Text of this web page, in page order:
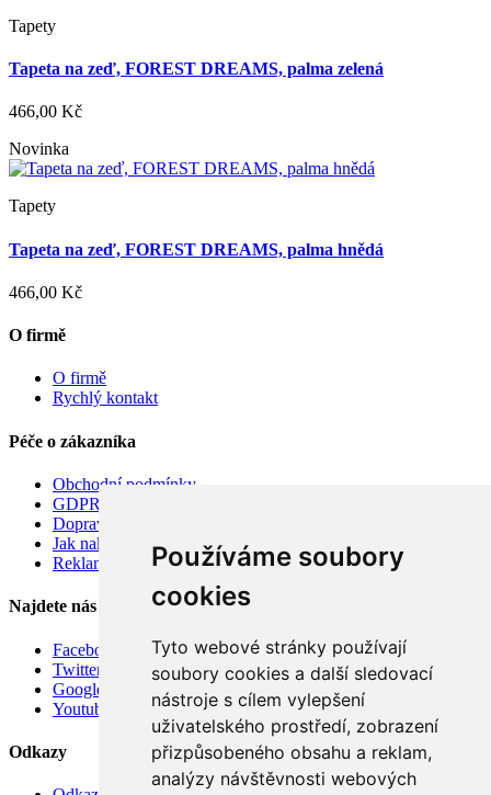
Používáme soubory
cookies
Tyto webové stránky používají
soubory cookies a další sledovací
nástroje s cílem vylepšení
uživatelského prostředí, zobrazení
přizpůsobeného obsahu a reklam,
analýzy návštěvnosti webových
Tapety
Tapeta na zeď, FOREST DREAMS, palma zelená
466,00 Kč
Novinka
Tapety
Tapeta na zeď, FOREST DREAMS, palma hnědá
466,00 Kč
O firmě
O firmě
Rychlý kontakt
Péče o zákazníka
Obchodní podmínky
GDPR
Doprava
Jak nakupovat
Reklamace
Najdete nás
Facebook
Twitter
Google
Youtube
Odkazy